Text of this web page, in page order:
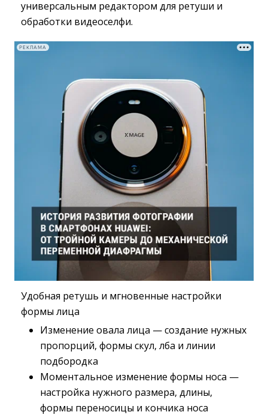
универсальным редактором для ретуши и
обработки видеоселфи.
РЕКЛАМА
Удобная ретушь и мгновенные настройки
формы лица
Изменение овала лица — создание нужных
пропорций, формы скул, лба и линии
подбородка
Моментальное изменение формы носа —
настройка нужного размера, длины,
формы переносицы и кончика носа